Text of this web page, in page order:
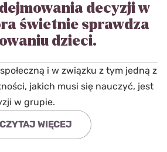
decyzji w
świetnie sprawdza
dzieci.
i w związku z tym jedną z
jakich musi się nauczyć, jest
w grupie.
CZYTAJ WIĘCEJ